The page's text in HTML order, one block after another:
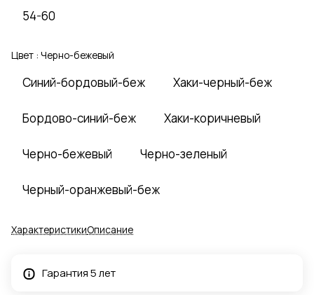
54-60
Цвет : Черно-бежевый
Синий-бордовый-беж Хаки-черный-беж
Бордово-синий-беж Хаки-коричневый
Черно-бежевый Черно-зеленый
Черный-оранжевый-беж
ХарактеристикиОписание
Гарантия 5 лет